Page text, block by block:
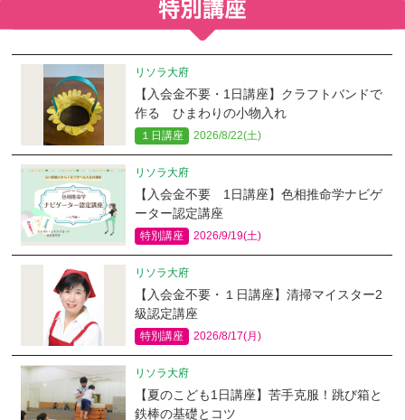
リソラ大府
【入会金不要・1日講座】クラフトバンドで
作る ひまわりの小物入れ
１日講座 2026/8/22(土)
リソラ大府
【入会金不要 1日講座】色相推命学ナビゲ
ーター認定講座
特別講座 2026/9/19(土)
リソラ大府
【入会金不要・１日講座】清掃マイスター2
級認定講座
特別講座 2026/8/17(月)
リソラ大府
【夏のこども1日講座】苦手克服！跳び箱と
鉄棒の基礎とコツ